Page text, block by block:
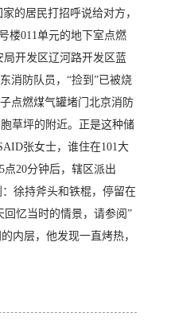
的居民打招呼说给对方，
楼011单元的地下室点燃
开发区辽河路开发区蓝
消防队员，“捡到”已被烧
点燃煤气罐堵门北京消防
草坪的附近。正是这种储
张女士，谁住在101大
20分钟后，辖区派出
徐持斧头和铁棍，停留在
忆当时的情景，请参阅”
内层，他发现一直烤热，